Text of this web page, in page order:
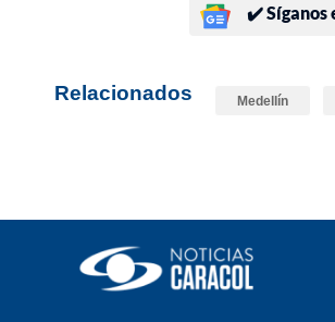
✔️ Síganos
Relacionados Medellín